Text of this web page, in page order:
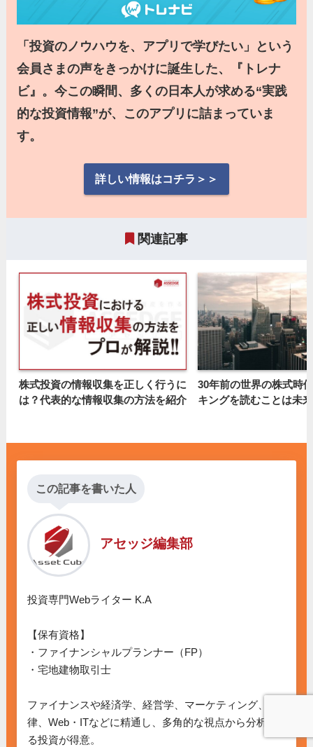
「投資のノウハウを、アプリで学びたい」という
会員さまの声をきっかけに誕生した、『トレナ
ビ』。今この瞬間、多くの日本人が求める“実践
的な投資情報”が、このアプリに詰まっていま
す。
詳しい情報はコチラ＞＞
関連記事
株式投資の情報収集を正しく行うに
は？代表的な情報収集の方法を紹介
30年前の世界の株式時
キングを読むことは未
この記事を書いた人
アセッジ編集部
投資専門Webライター K.A
【保有資格】
・ファイナンシャルプランナー（FP）
・宅地建物取引士
ファイナンスや経済学、経営学、マーケティング、法
律、Web・ITなどに精通し、多角的な視点から分析す
る投資が得意。